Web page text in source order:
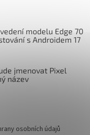
modelu Edge 70
s Androidem 17
jmenovat Pixel
název
osobních údajů